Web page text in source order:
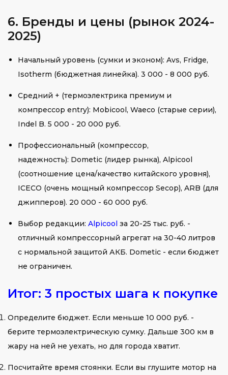
6. Бренды и цены (рынок 2024-
2025)
Начальный уровень (сумки и эконом): Avs, Fridge,
Isotherm (бюджетная линейка). 3 000 - 8 000 руб.
Средний + (термоэлектрика премиум и
компрессор entry): Mobicool, Waeco (старые серии),
Indel B. 5 000 - 20 000 руб.
Профессиональный (компрессор,
надежность): Dometic (лидер рынка), Alpicool
(соотношение цена/качество китайского уровня),
ICECO (очень мощный компрессор Secop), ARB (для
джипперов). 20 000 - 60 000 руб.
Выбор редакции: Alpicool за 20-25 тыс. руб. -
отличный компрессорный агрегат на 30-40 литров
с нормальной защитой АКБ. Dometic - если бюджет
не ограничен.
Итог: 3 простых шага к покупке
Определите бюджет. Если меньше 10 000 руб. -
берите термоэлектрическую сумку. Дальше 300 км в
жару на ней не уехать, но для города хватит.
Посчитайте время стоянки. Если вы глушите мотор на